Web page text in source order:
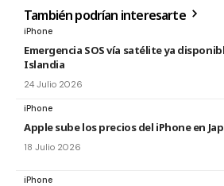
También podrían interesarte
iPhone
Emergencia SOS vía satélite ya
Islandia
24 Julio 2026
iPhone
Apple sube los precios del iPhone en
18 Julio 2026
iPhone